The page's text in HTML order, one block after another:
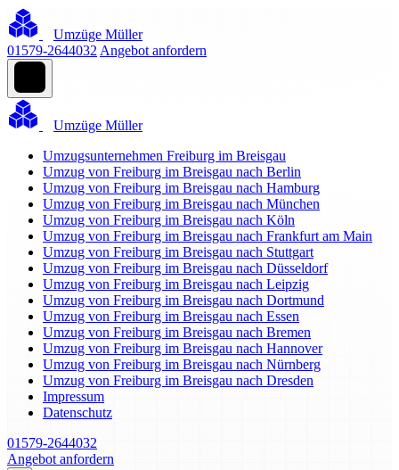
Umzüge Müller
01579-2644032 Angebot anfordern
Umzüge Müller
Umzugsunternehmen Freiburg im Breisgau
Umzug von Freiburg im Breisgau nach Berlin
Umzug von Freiburg im Breisgau nach Hamburg
Umzug von Freiburg im Breisgau nach München
Umzug von Freiburg im Breisgau nach Köln
Umzug von Freiburg im Breisgau nach Frankfurt am Main
Umzug von Freiburg im Breisgau nach Stuttgart
Umzug von Freiburg im Breisgau nach Düsseldorf
Umzug von Freiburg im Breisgau nach Leipzig
Umzug von Freiburg im Breisgau nach Dortmund
Umzug von Freiburg im Breisgau nach Essen
Umzug von Freiburg im Breisgau nach Bremen
Umzug von Freiburg im Breisgau nach Hannover
Umzug von Freiburg im Breisgau nach Nürnberg
Umzug von Freiburg im Breisgau nach Dresden
Impressum
Datenschutz
01579-2644032
Angebot anfordern